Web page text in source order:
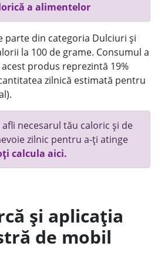
a alimentelor
parte din categoria Dulciuri și
la 100 de grame. Consumul a
produs reprezintă 19%
zilnică estimată pentru
afli necesarul tău caloric și de
zilnic pentru a-ți atinge
calcula aici.
și aplicația
de mobil